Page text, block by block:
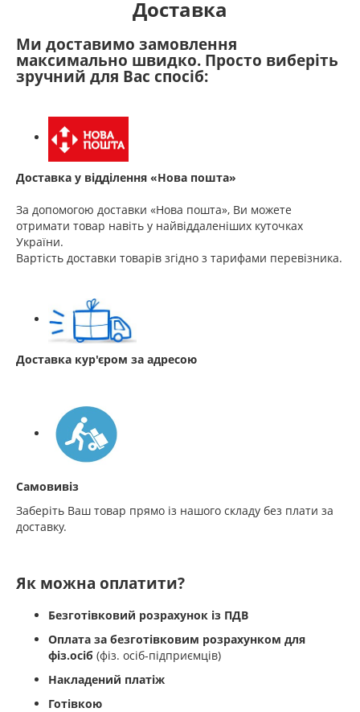
Доставка
Ми доставимо замовлення
максимально швидко. Просто виберіть
зручний для Вас спосіб:
Доставка у відділення «Нова пошта»
За допомогою доставки «Нова пошта», Ви можете
отримати товар навіть у найвіддаленіших куточках
України.
Вартість доставки товарів згідно з тарифами перевізника.
Доставка кур'єром за адресою
Самовивіз
Заберіть Ваш товар прямо із нашого складу без плати за
доставку.
Як можна оплатити?
Безготівковий розрахунок із ПДВ
Оплата за безготівковим розрахунком для
фіз.осіб (фіз. осіб-підприємців)
Накладений платіж
Готівкою